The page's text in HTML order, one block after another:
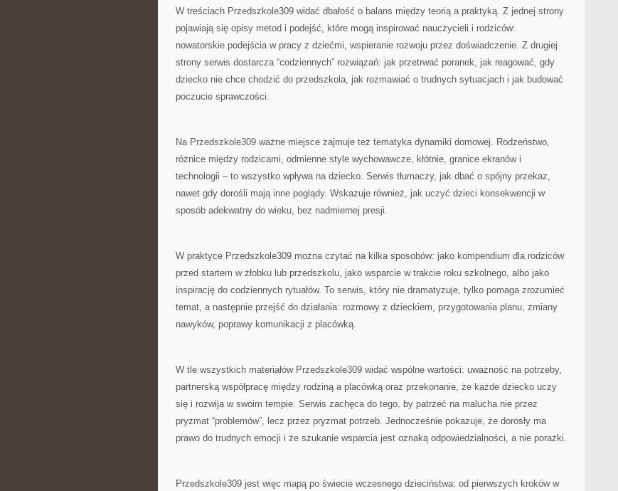
W treściach Przedszkole309 widać dbałość o balans między teorią a praktyką. Z jednej strony
pojawiają się opisy metod i podejść, które mogą inspirować nauczycieli i rodziców:
nowatorskie podejścia w pracy z dziećmi, wspieranie rozwoju przez doświadczenie. Z drugiej
strony serwis dostarcza “codziennych” rozwiązań: jak przetrwać poranek, jak reagować, gdy
dziecko nie chce chodzić do przedszkola, jak rozmawiać o trudnych sytuacjach i jak budować
poczucie sprawczości.
Na Przedszkole309 ważne miejsce zajmuje też tematyka dynamiki domowej. Rodzeństwo,
różnice między rodzicami, odmienne style wychowawcze, kłótnie, granice ekranów i
technologii – to wszystko wpływa na dziecko. Serwis tłumaczy, jak dbać o spójny przekaz,
nawet gdy dorośli mają inne poglądy. Wskazuje również, jak uczyć dzieci konsekwencji w
sposób adekwatny do wieku, bez nadmiernej presji.
W praktyce Przedszkole309 można czytać na kilka sposobów: jako kompendium dla rodziców
przed startem w żłobku lub przedszkolu, jako wsparcie w trakcie roku szkolnego, albo jako
inspirację do codziennych rytuałów. To serwis, który nie dramatyzuje, tylko pomaga zrozumieć
temat, a następnie przejść do działania: rozmowy z dzieckiem, przygotowania planu, zmiany
nawyków, poprawy komunikacji z placówką.
W tle wszystkich materiałów Przedszkole309 widać wspólne wartości: uważność na potrzeby,
partnerską współpracę między rodziną a placówką oraz przekonanie, że każde dziecko uczy
się i rozwija w swoim tempie. Serwis zachęca do tego, by patrzeć na malucha nie przez
pryzmat “problemów”, lecz przez pryzmat potrzeb. Jednocześnie pokazuje, że dorosły ma
prawo do trudnych emocji i że szukanie wsparcia jest oznaką odpowiedzialności, a nie porażki.
Przedszkole309 jest więc mapą po świecie wczesnego dzieciństwa: od pierwszych kroków w